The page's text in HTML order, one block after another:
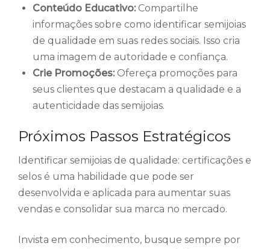
Conteúdo Educativo:Compartilhe
informações sobre como identificar semijoias
de qualidade em suas redes sociais. Isso cria
uma imagem de autoridade e confiança.
Crie Promoções:Ofereça promoções para
seus clientes que destacam a qualidade e a
autenticidade das semijoias.
Próximos Passos Estratégicos
Identificar semijoias de qualidade: certificações e
selos é uma habilidade que pode ser
desenvolvida e aplicada para aumentar suas
vendas e consolidar sua marca no mercado.
Invista em conhecimento, busque sempre por